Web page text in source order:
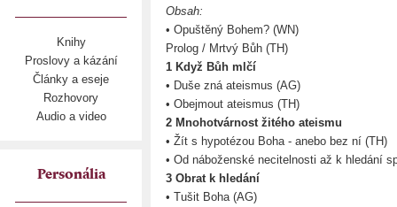
Knihy
Proslovy a kázání
Články a eseje
Rozhovory
Audio a video
Personália
Obsah:
• Opuštěný Bohem? (WN)
Prolog / Mrtvý Bůh (TH)
1 Když Bůh mlčí
• Duše zná ateismus (AG)
• Obejmout ateismus (TH)
2 Mnohotvárnost žitého ateismu
• Žít s hypotézou Boha - anebo bez ní (TH)
• Od náboženské necitelnosti až k hledání
3 Obrat k hledání
• Tušit Boha (AG)